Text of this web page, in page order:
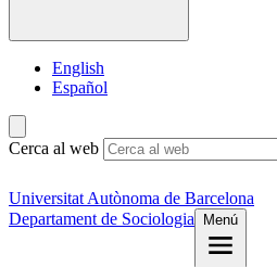
English
Español
Cerca al web
Universitat Autònoma de Barcelona
Departament de Sociologia
Menú